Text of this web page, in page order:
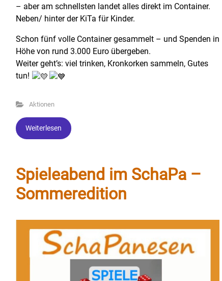
– aber am schnellsten landet alles direkt im Container.
Neben/ hinter der KiTa für Kinder.
Schon fünf volle Container gesammelt – und Spenden in
Höhe von rund 3.000 Euro übergeben.
Weiter geht’s: viel trinken, Kronkorken sammeln, Gutes
tun!
Aktionen
Weiterlesen
Spieleabend im SchaPa –
Sommeredition